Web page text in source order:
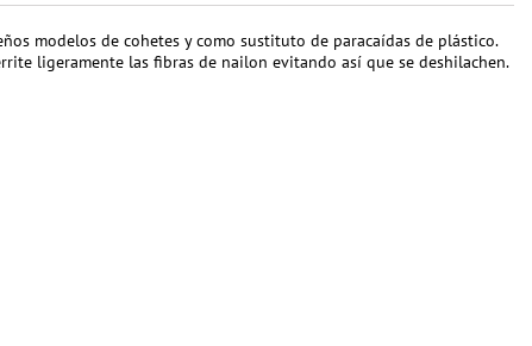
modelos de cohetes y como sustituto de paracaídas de plástico.
ligeramente las fibras de nailon evitando así que se deshilachen.